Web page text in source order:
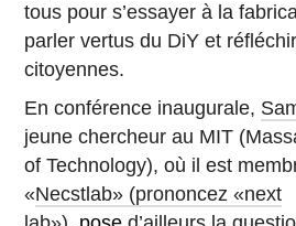
tous pour s’essayer à la
parler vertus du DiY et
citoyennes.
En conférence inaugurale,
jeune chercheur au MIT
of Technology), où il est
«Necstlab» (prononcez «next